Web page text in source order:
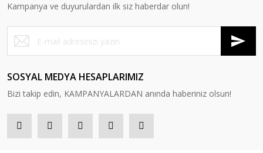
Kampanya ve duyurulardan ilk siz haberdar olun!
SOSYAL MEDYA HESAPLARIMIZ
Bizi takip edin, KAMPANYALARDAN anında haberiniz olsun!